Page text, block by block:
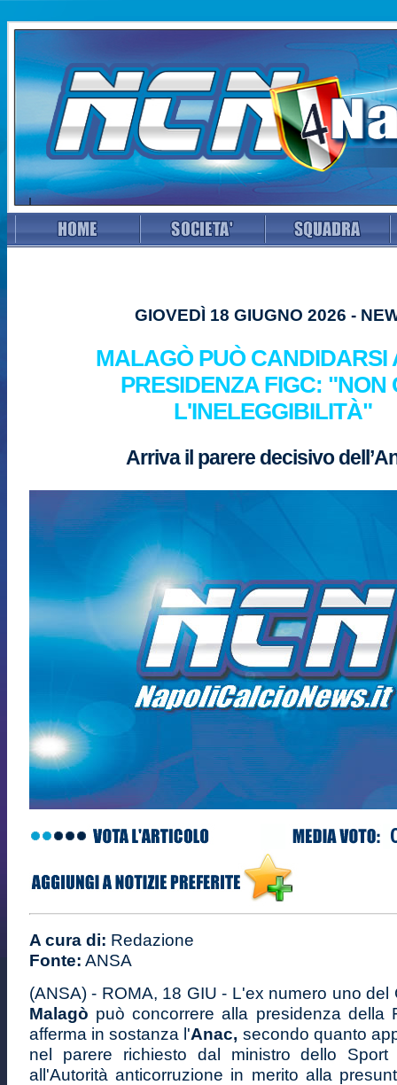
GIOVEDÌ 18 GIUGNO 2026 -
MALAGÒ PUÒ CANDIDARSI
PRESIDENZA FIGC: "NON
L'INELEGGIBILITÀ"
Arriva il parere decisivo
A cura di: Redazione
Fonte: ANSA
(ANSA) - ROMA, 18 GIU - L'ex numero uno
Malagò può concorrere alla presidenza della
afferma in sostanza l'Anac, secondo quanto
nel parere richiesto dal ministro dello Sport
all'Autorità anticorruzione in merito alla